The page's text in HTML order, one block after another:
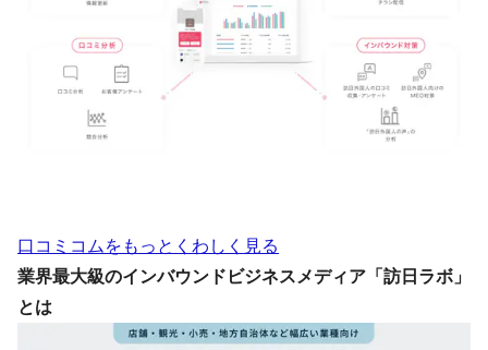
口コミコムをもっとくわしく見る
業界最大級のインバウンドビジネスメディア「訪日ラボ」
とは